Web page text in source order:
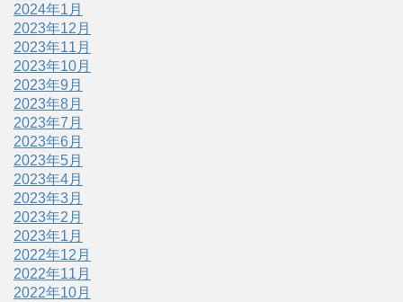
2024年1月
2023年12月
2023年11月
2023年10月
2023年9月
2023年8月
2023年7月
2023年6月
2023年5月
2023年4月
2023年3月
2023年2月
2023年1月
2022年12月
2022年11月
2022年10月